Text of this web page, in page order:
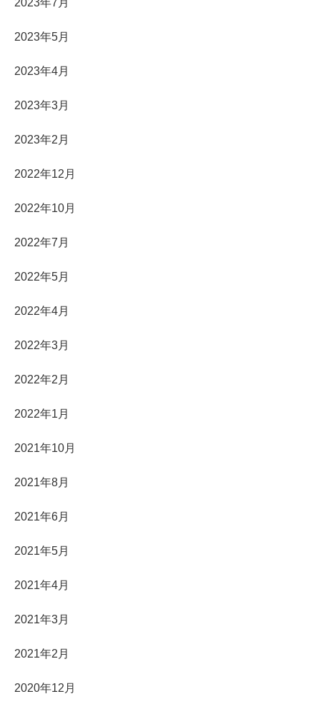
2023年7月
2023年5月
2023年4月
2023年3月
2023年2月
2022年12月
2022年10月
2022年7月
2022年5月
2022年4月
2022年3月
2022年2月
2022年1月
2021年10月
2021年8月
2021年6月
2021年5月
2021年4月
2021年3月
2021年2月
2020年12月